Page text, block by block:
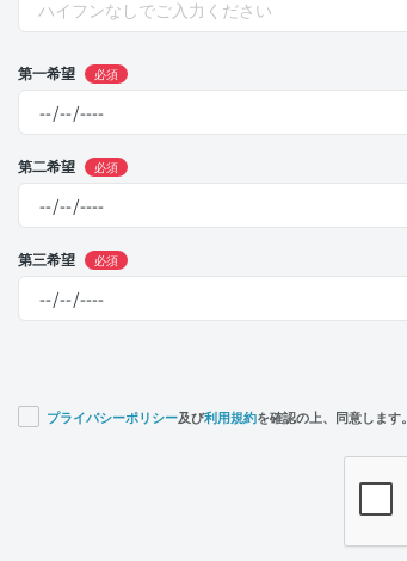
第一希望 必須
第二希望 必須
第三希望 必須
プライバシーポリシー及び利用規約を確認の上、同意します。